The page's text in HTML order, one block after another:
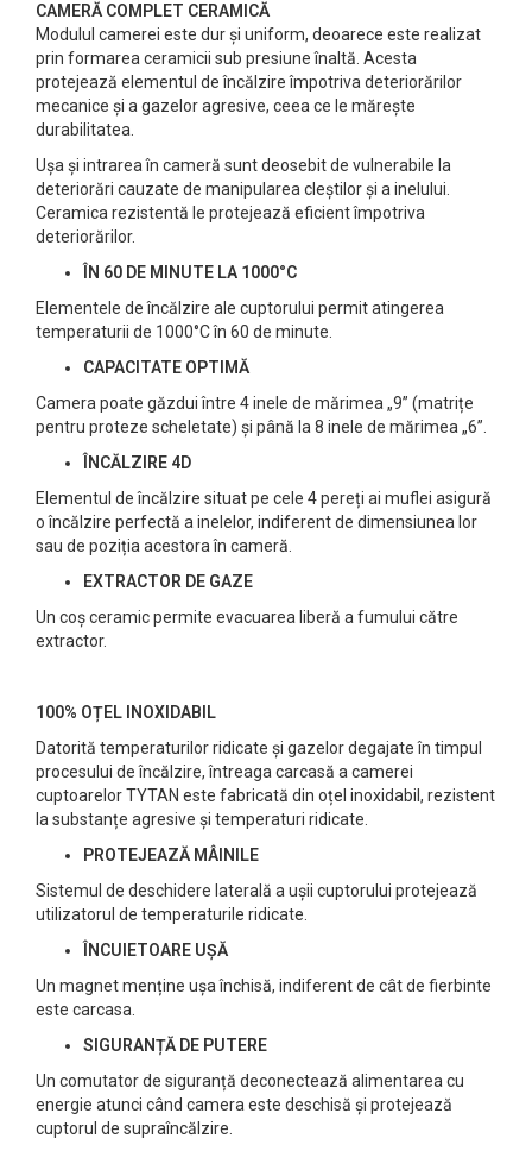
CAMERĂ COMPLET CERAMICĂ
Modulul camerei este dur și uniform, deoarece este realizat
prin formarea ceramicii sub presiune înaltă. Acesta
protejează elementul de încălzire împotriva deteriorărilor
mecanice și a gazelor agresive, ceea ce le mărește
durabilitatea.
Ușa și intrarea în cameră sunt deosebit de vulnerabile la
deteriorări cauzate de manipularea cleștilor și a inelului.
Ceramica rezistentă le protejează eficient împotriva
deteriorărilor.
ÎN 60 DE MINUTE LA 1000°C
Elementele de încălzire ale cuptorului permit atingerea
temperaturii de 1000°C în 60 de minute.
CAPACITATE OPTIMĂ
Camera poate găzdui între 4 inele de mărimea „9” (matrițe
pentru proteze scheletate) și până la 8 inele de mărimea „6”.
ÎNCĂLZIRE 4D
Elementul de încălzire situat pe cele 4 pereți ai muflei asigură
o încălzire perfectă a inelelor, indiferent de dimensiunea lor
sau de poziția acestora în cameră.
EXTRACTOR DE GAZE
Un coș ceramic permite evacuarea liberă a fumului către
extractor.
100% OȚEL INOXIDABIL
Datorită temperaturilor ridicate și gazelor degajate în timpul
procesului de încălzire, întreaga carcasă a camerei
cuptoarelor TYTAN este fabricată din oțel inoxidabil, rezistent
la substanțe agresive și temperaturi ridicate.
PROTEJEAZĂ MÂINILE
Sistemul de deschidere laterală a ușii cuptorului protejează
utilizatorul de temperaturile ridicate.
ÎNCUIETOARE UȘĂ
Un magnet menține ușa închisă, indiferent de cât de fierbinte
este carcasa.
SIGURANȚĂ DE PUTERE
Un comutator de siguranță deconectează alimentarea cu
energie atunci când camera este deschisă și protejează
cuptorul de supraîncălzire.